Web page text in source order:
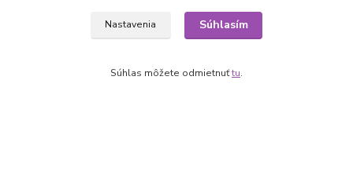
Prihlásiť sa
Môžete sa kedykoľvek odhlásiť. Zasielame raz za 14 dní.
Nastavenia Súhlasím
Súhlas môžete odmietnuťtu.